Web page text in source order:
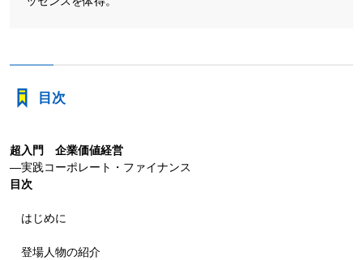
目次
超入門 企業価値経営
―実践コーポレート・ファイナンス
目次
はじめに
登場人物の紹介